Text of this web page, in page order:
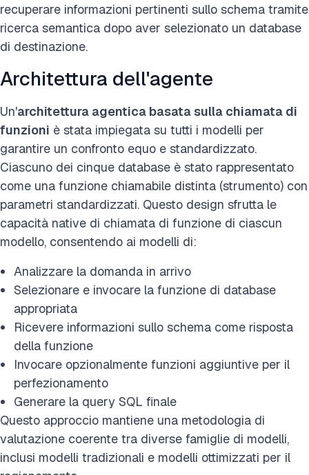
recuperare informazioni pertinenti sullo schema tramite
ricerca semantica dopo aver selezionato un database
di destinazione.
Architettura dell'agente
Un'architettura agentica basata sulla chiamata di
funzioni è stata impiegata su tutti i modelli per
garantire un confronto equo e standardizzato.
Ciascuno dei cinque database è stato rappresentato
come una funzione chiamabile distinta (strumento) con
parametri standardizzati. Questo design sfrutta le
capacità native di chiamata di funzione di ciascun
modello, consentendo ai modelli di:
Analizzare la domanda in arrivo
Selezionare e invocare la funzione di database
appropriata
Ricevere informazioni sullo schema come risposta
della funzione
Invocare opzionalmente funzioni aggiuntive per il
perfezionamento
Generare la query SQL finale
Questo approccio mantiene una metodologia di
valutazione coerente tra diverse famiglie di modelli,
inclusi modelli tradizionali e modelli ottimizzati per il